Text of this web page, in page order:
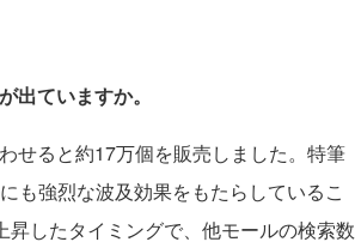
ていますか。
せると約17万個を販売しました。特筆
も強烈な波及効果をもたらしているこ
したタイミングで、他モールの検索数